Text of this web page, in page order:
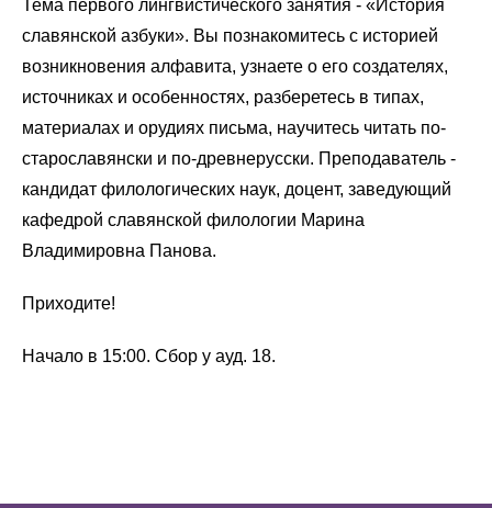
Тема первого лингвистического занятия - «История
славянской азбуки». Вы познакомитесь с историей
возникновения алфавита, узнаете о его создателях,
источниках и особенностях, разберетесь в типах,
материалах и орудиях письма, научитесь читать по-
старославянски и по-древнерусски. Преподаватель -
кандидат филологических наук, доцент, заведующий
кафедрой славянской филологии Марина
Владимировна Панова.
Приходите!
Начало в 15:00. Сбор у ауд. 18.